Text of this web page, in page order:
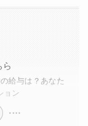
給与は？あなた
ョン